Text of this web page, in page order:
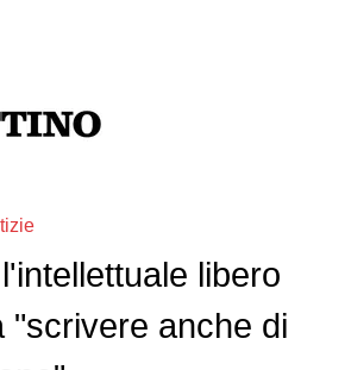
libero
"scrivere anche di